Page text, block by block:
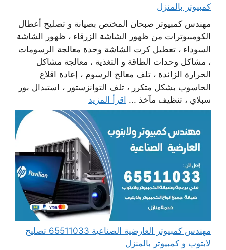
كمبيوتر بالمنزل
مهندس كمبيوتر صبحان المختص بصيانة و تصليح أعطال
الكومبيوترات من ظهور الشاشة الزرقاء ، ظهور الشاشة
السوداء ، تعطيل كرت الشاشة وحدة معالجة الرسومات
، مشاكل وحدات الطاقة و التغذية ، معالجة مشاكل
الحرارة الزائدة ، تلف معالج الرسوم ، إعادة اقلاع
الحاسوب بشكل متكرر ، تلف التوانزستور ، استبدال بور
سبلاي ، تنظيف مآخذ ... اقرأ المزيد
مهندس كمبيوتر العارضية الصناعية 65511033 تصليح
لابتوب و كمبيوتر بالمنزل